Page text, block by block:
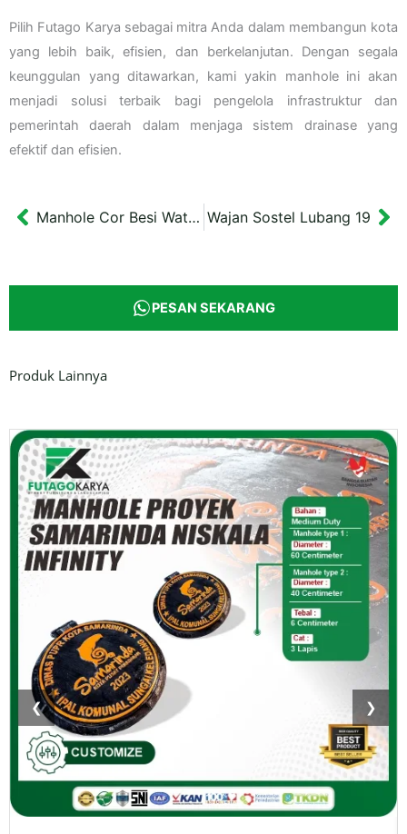
Pilih Futago Karya sebagai mitra Anda dalam membangun kota
yang lebih baik, efisien, dan berkelanjutan. Dengan segala
keunggulan yang ditawarkan, kami yakin manhole ini akan
menjadi solusi terbaik bagi pengelola infrastruktur dan
pemerintah daerah dalam menjaga sistem drainase yang
efektif dan efisien.
Prev Manhole Cor Besi Watertight Westown Surabaya Cover 66 x 66 cm Wajan Sostel Lubang 19
PESAN SEKARANG
Produk Lainnya
❮ ❯